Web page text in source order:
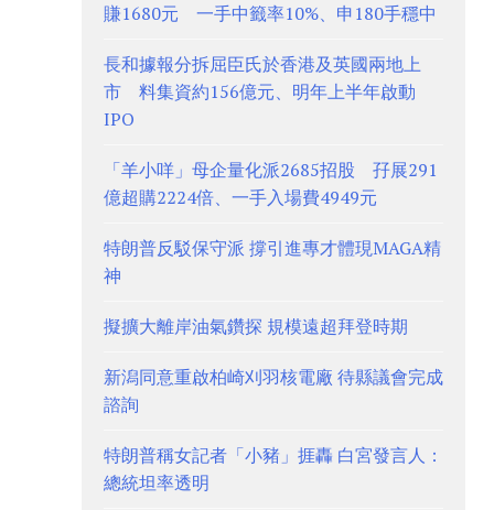
賺1680元 一手中籤率10%、申180手穩中
長和據報分拆屈臣氏於香港及英國兩地上
市 料集資約156億元、明年上半年啟動
IPO
「羊小咩」母企量化派2685招股 孖展291
億超購2224倍、一手入場費4949元
特朗普反駁保守派 撐引進專才體現MAGA精
神
擬擴大離岸油氣鑽探 規模遠超拜登時期
新潟同意重啟柏崎刈羽核電廠 待縣議會完成
諮詢
特朗普稱女記者「小豬」捱轟 白宮發言人：
總統坦率透明